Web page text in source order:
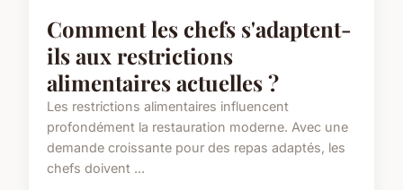
Comment les chefs s'adaptent-
ils aux restrictions
alimentaires actuelles ?
Les restrictions alimentaires influencent
profondément la restauration moderne. Avec une
demande croissante pour des repas adaptés, les
chefs doivent ...